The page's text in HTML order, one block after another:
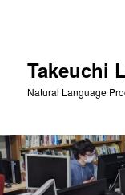
へ
移
動
Takeuchi
Natural Language